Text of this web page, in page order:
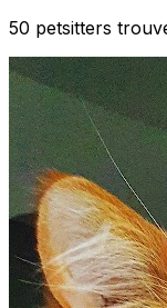
50 petsitters